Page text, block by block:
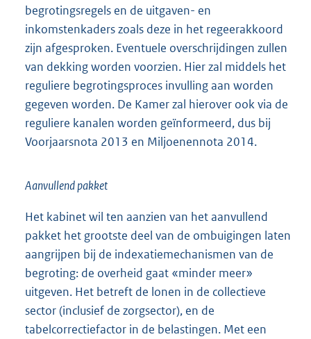
begrotingsregels en de uitgaven- en
inkomstenkaders zoals deze in het regeerakkoord
zijn afgesproken. Eventuele overschrijdingen zullen
van dekking worden voorzien. Hier zal middels het
reguliere begrotingsproces invulling aan worden
gegeven worden. De Kamer zal hierover ook via de
reguliere kanalen worden geïnformeerd, dus bij
Voorjaarsnota 2013 en Miljoenennota 2014.
Aanvullend pakket
Het kabinet wil ten aanzien van het aanvullend
pakket het grootste deel van de ombuigingen laten
aangrijpen bij de indexatiemechanismen van de
begroting: de overheid gaat «minder meer»
uitgeven. Het betreft de lonen in de collectieve
sector (inclusief de zorgsector), en de
tabelcorrectiefactor in de belastingen. Met een